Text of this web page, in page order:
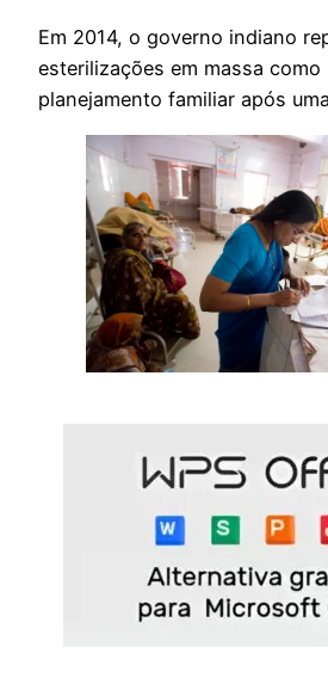
Em 2014, o governo indiano
esterilizações em massa
planejamento familiar após